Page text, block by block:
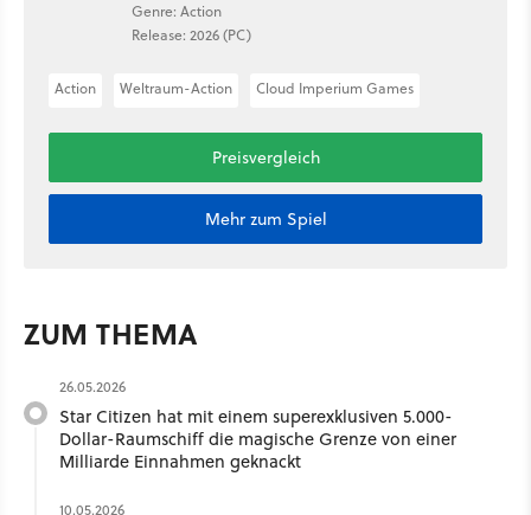
Genre: Action
Release: 2026 (PC)
Action Weltraum-Action Cloud Imperium Games
Preisvergleich
Mehr zum Spiel
ZUM THEMA
26.05.2026
Star Citizen hat mit einem superexklusiven 5.000-
Dollar-Raumschiff die magische Grenze von einer
Milliarde Einnahmen geknackt
10.05.2026